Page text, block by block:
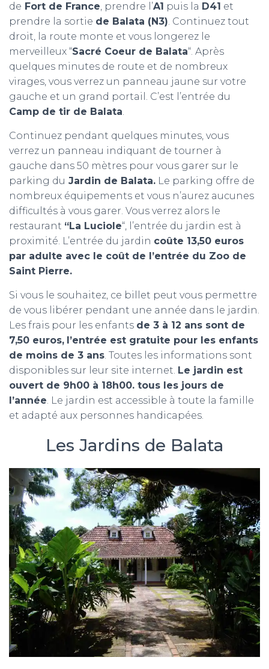
de Fort de France, prendre l’A1 puis la D41 et
prendre la sortie de Balata (N3). Continuez tout
droit, la route monte et vous longerez le
merveilleux “Sacré Coeur de Balata“. Après
quelques minutes de route et de nombreux
virages, vous verrez un panneau jaune sur votre
gauche et un grand portail. C’est l’entrée du
Camp de tir de Balata.
Continuez pendant quelques minutes, vous
verrez un panneau indiquant de tourner à
gauche dans 50 mètres pour vous garer sur le
parking du Jardin de Balata. Le parking offre de
nombreux équipements et vous n’aurez aucunes
difficultés à vous garer. Vous verrez alors le
restaurant “La Luciole“, l’entrée du jardin est à
proximité. L’entrée du jardin coûte 13,50 euros
par adulte avec le coût de l’entrée du Zoo de
Saint Pierre.
Si vous le souhaitez, ce billet peut vous permettre
de vous libérer pendant une année dans le jardin.
Les frais pour les enfants de 3 à 12 ans sont de
7,50 euros, l’entrée est gratuite pour les enfants
de moins de 3 ans. Toutes les informations sont
disponibles sur leur site internet. Le jardin est
ouvert de 9h00 à 18h00. tous les jours de
l’année. Le jardin est accessible à toute la famille
et adapté aux personnes handicapées.
Les Jardins de Balata